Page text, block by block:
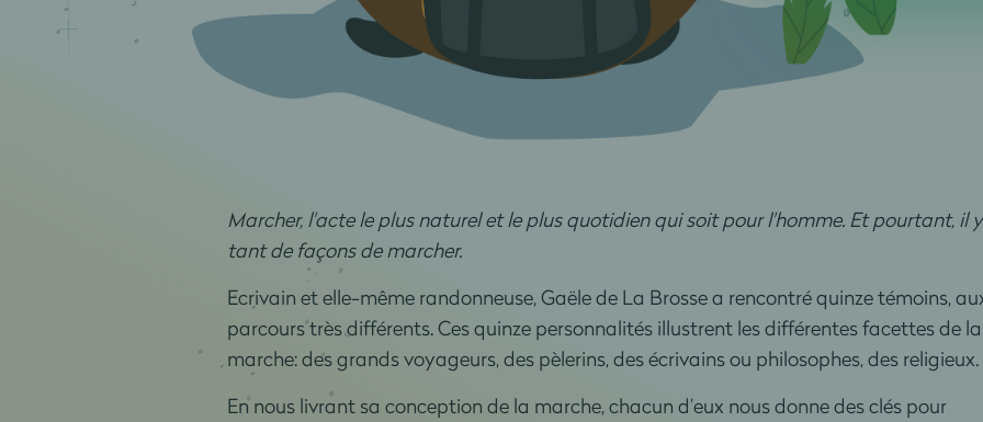
Marcher, l'acte le plus naturel et le plus quotidien qui soit pour l'homme. Et pourtant, il
tant de façons de marcher.
Ecrivain et elle-même randonneuse, Gaële de La Brosse a rencontré quinze témoins,
parcours très différents. Ces quinze personnalités illustrent les différentes facettes de la
marche: des grands voyageurs, des pèlerins, des écrivains ou philosophes, des religieux.
En nous livrant sa conception de la marche, chacun d’eux nous donne des clés pour